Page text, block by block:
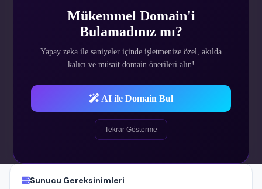
Mükemmel Domain'i
Bulamadınız mı?
Yapay zeka ile saniyeler içinde işletmenize özel, akılda
kalıcı ve müsait domain önerileri alın!
AI ile Domain Bul
Tekrar Gösterme
SATIN AL
Demo Site
Demo Admin
Sunucu Gereksinimleri